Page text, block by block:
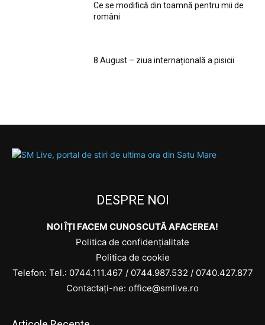
Ce se modifică din toamnă pentru mii de
români
8 August – ziua internațională a pisicii
DESPRE NOI
NOI ÎȚI FACEM CUNOSCUTĂ AFACEREA!
Politica de confidențialitate
Politica de cookie
Telefon: Tel.: 0744.111.467 / 0744.987.532 / 0740.427.877
Contactați-ne: office@smlive.ro